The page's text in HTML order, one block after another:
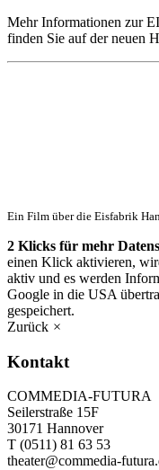
Mehr Informationen zur
finden Sie auf der neuen
Ein Film über die Eisfabrik
2 Klicks für mehr
einen Klick aktivieren,
aktiv und es werden
Google in die USA
gespeichert.
Zurück ×
Kontakt
COMMEDIA-FUTURA
Seilerstraße 15F
30171 Hannover
T (0511) 81 63 53
theater@commedia-